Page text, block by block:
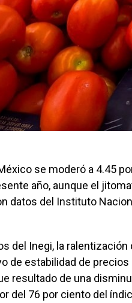
se moderó a 4.45
año, aunque el
datos del Instituto
del Inegi, la
de estabilidad de
resultado de una
del 76 por ciento del